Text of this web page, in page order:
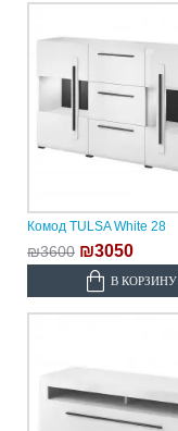
Комод TULSA White 28
₪3600 ₪3050
В КОРЗИНУ